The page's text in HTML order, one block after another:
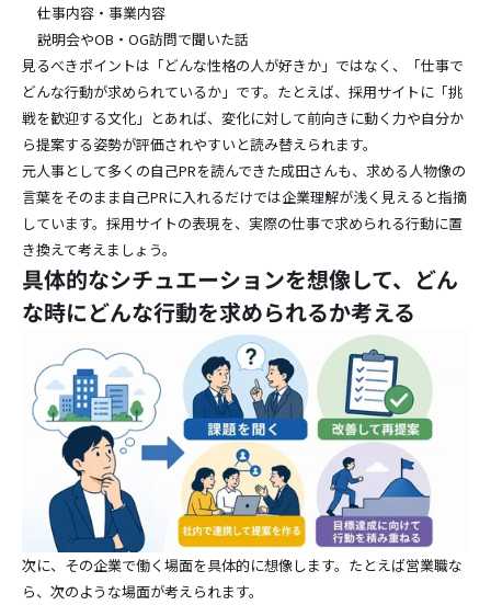
仕事内容・事業内容
説明会やOB・OG訪問で聞いた話
見るべきポイントは「どんな性格の人が好きか」ではなく、「仕事で
どんな行動が求められているか」です。たとえば、採用サイトに「挑
戦を歓迎する文化」とあれば、変化に対して前向きに動く力や自分か
ら提案する姿勢が評価されやすいと読み替えられます。
元人事として多くの自己PRを読んできた成田さんも、求める人物像の
言葉をそのまま自己PRに入れるだけでは企業理解が浅く見えると指摘
しています。採用サイトの表現を、実際の仕事で求められる行動に置
き換えて考えましょう。
具体的なシチュエーションを想像して、どん
な時にどんな行動を求められるか考える
次に、その企業で働く場面を具体的に想像します。たとえば営業職な
ら、次のような場面が考えられます。